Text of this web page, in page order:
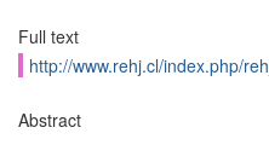
Full text
http://www.rehj.cl/index.php/
Abstract